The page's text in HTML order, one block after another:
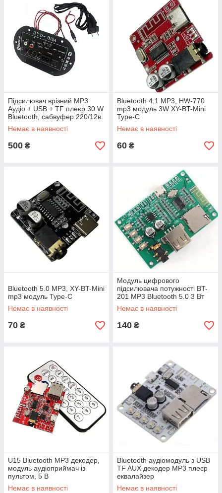
Підсилювач врізний MP3
Аудіо + USB + TF плеєр 30 W
Bluetooth, сабвуфер 220/12в.
Немає в наявності
500 ₴
Bluetooth 4.1 MP3, HW-770
mp3 модуль 3W XY-BT-Mini
Type-C
Немає в наявності
60 ₴
Bluetooth 5.0 MP3, XY-BT-Mini
mp3 модуль Type-C
Немає в наявності
70 ₴
Модуль цифрового
підсилювача потужності BT-
201 MP3 Bluetooth 5.0 3 Вт
Немає в наявності
140 ₴
U15 Bluetooth MP3 декодер,
модуль аудіоприймач із
пультом, 5 В
Немає в наявності
Bluetooth аудіомодуль з USB
TF AUX декодер MP3 плеєр
еквалайзер
Немає в наявності